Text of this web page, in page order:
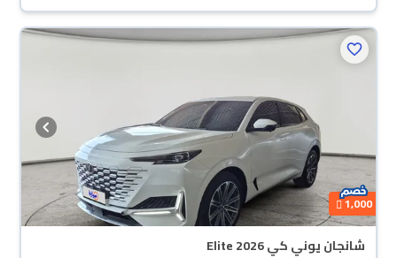
1,000
شانجان يوني كي Elite 2026